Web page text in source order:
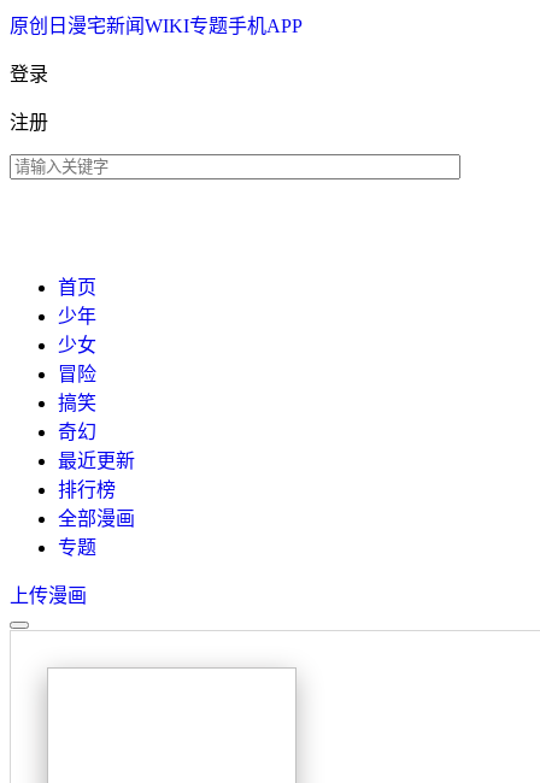
原创 日漫宅新闻WIKI专题手机APP
登录
注册
首页
少年
少女
冒险
搞笑
奇幻
最近更新
排行榜
全部漫画
专题
上传漫画